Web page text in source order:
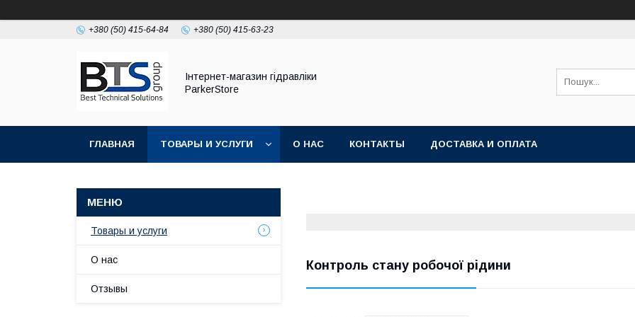
+380 (50) 415-64-84 +380 (50) 415-63-23
Інтернет-магазин гідравліки
ParkerStore
ГЛАВНАЯ ТОВАРЫ И УСЛУГИ О НАС КОНТАКТЫ ДОСТАВКА И ОПЛАТА
Контроль стану робочої рідини
Товары и услуги
О нас
Отзывы